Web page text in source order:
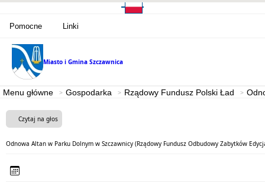
Pomocne Linki
Miasto i Gmina Szczawnica
Menu główne Gospodarka Rządowy Fundusz Polski Ład
Czytaj na głos
Odnowa Altan w Parku Dolnym w Szczawnicy (Rządowy Fundusz Odbudowy Zabytków